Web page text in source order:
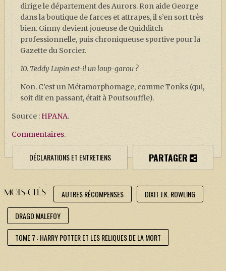
dirige le département des Aurors. Ron aide George
dans la boutique de farces et attrapes, il s’en sort très
bien. Ginny devient joueuse de Quidditch
professionnelle, puis chroniqueuse sportive pour la
Gazette du Sorcier.
10. Teddy Lupin est-il un loup-garou ?
Non. C’est un Métamorphomage, comme Tonks (qui,
soit dit en passant, était à Poufsouffle).
Source :HPANA.
Commentaires.
DÉCLARATIONS ET ENTRETIENS PARTAGER
MOTS-CLÉS AUTRES RÉCOMPENSES DIXIT J.K. ROWLING
DRAGO MALEFOY
TOME 7 : HARRY POTTER ET LES RELIQUES DE LA MORT